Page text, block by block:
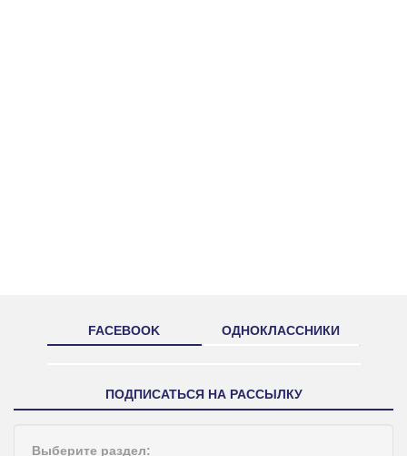
FACEBOOK ОДНОКЛАССНИКИ
ПОДПИСАТЬСЯ НА РАССЫЛКУ
Выберите раздел: